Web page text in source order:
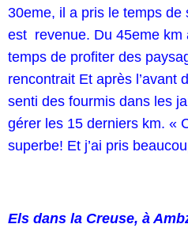
30eme, il a pris le temps de
est revenue. Du 45eme km
temps de profiter des
rencontrait Et après l’avant
senti des fourmis dans les
gérer les 15 derniers km. «
superbe! Et j’ai pris
Els dans la Creuse, à